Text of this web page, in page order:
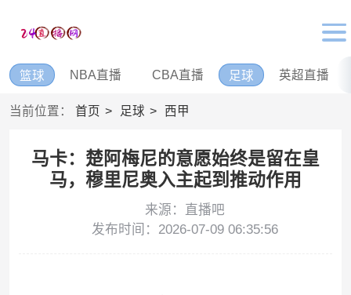
篮球 NBA直播 CBA直播 足球 英超直播
当前位置： 首页 足球 西甲
马卡：楚阿梅尼的意愿始终是留在皇
马，穆里尼奥入主起到推动作用
来源：直播吧
发布时间：2026-07-09 06:35:56